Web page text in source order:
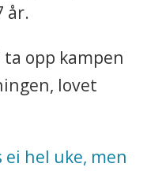
år.
ta opp kampen
lovet
ei hel uke, men